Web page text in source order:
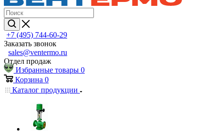
+7 (495) 744-60-29
Заказать звонок
sales@ventermo.ru
Отдел продаж
Избранные товары 0
Корзина 0
Каталог продукции